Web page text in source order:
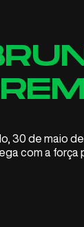
30 de maio
com a força